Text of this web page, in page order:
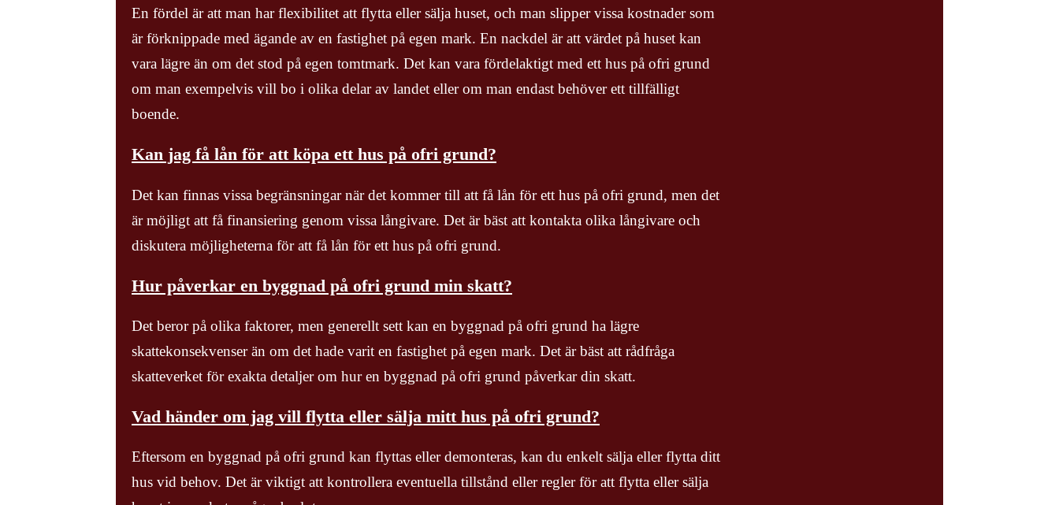
En fördel är att man har flexibilitet att flytta eller sälja huset, och man slipper vissa kostnader som
är förknippade med ägande av en fastighet på egen mark. En nackdel är att värdet på huset kan
vara lägre än om det stod på egen tomtmark. Det kan vara fördelaktigt med ett hus på ofri grund
om man exempelvis vill bo i olika delar av landet eller om man endast behöver ett tillfälligt
boende.
Kan jag få lån för att köpa ett hus på ofri grund?
Det kan finnas vissa begränsningar när det kommer till att få lån för ett hus på ofri grund, men det
är möjligt att få finansiering genom vissa långivare. Det är bäst att kontakta olika långivare och
diskutera möjligheterna för att få lån för ett hus på ofri grund.
Hur påverkar en byggnad på ofri grund min skatt?
Det beror på olika faktorer, men generellt sett kan en byggnad på ofri grund ha lägre
skattekonsekvenser än om det hade varit en fastighet på egen mark. Det är bäst att rådfråga
skatteverket för exakta detaljer om hur en byggnad på ofri grund påverkar din skatt.
Vad händer om jag vill flytta eller sälja mitt hus på ofri grund?
Eftersom en byggnad på ofri grund kan flyttas eller demonteras, kan du enkelt sälja eller flytta ditt
hus vid behov. Det är viktigt att kontrollera eventuella tillstånd eller regler för att flytta eller sälja